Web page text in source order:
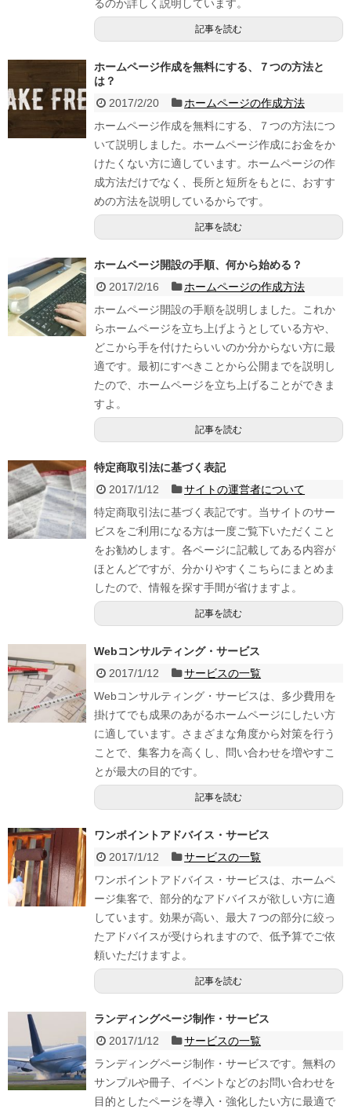
るのか詳しく説明しています。
記事を読む
ホームページ作成を無料にする、７つの方法と
は？
2017/2/20
ホームページの作成方法
ホームページ作成を無料にする、７つの方法につ
いて説明しました。ホームページ作成にお金をか
けたくない方に適しています。ホームページの作
成方法だけでなく、長所と短所をもとに、おすす
めの方法を説明しているからです。
記事を読む
ホームページ開設の手順、何から始める？
2017/2/16
ホームページの作成方法
ホームページ開設の手順を説明しました。これか
らホームページを立ち上げようとしている方や、
どこから手を付けたらいいのか分からない方に最
適です。最初にすべきことから公開までを説明し
たので、ホームページを立ち上げることができま
すよ。
記事を読む
特定商取引法に基づく表記
2017/1/12
サイトの運営者について
特定商取引法に基づく表記です。当サイトのサー
ビスをご利用になる方は一度ご覧下いただくこと
をお勧めします。各ページに記載してある内容が
ほとんどですが、分かりやすくこちらにまとめま
したので、情報を探す手間が省けますよ。
記事を読む
Webコンサルティング・サービス
2017/1/12
サービスの一覧
Webコンサルティング・サービスは、多少費用を
掛けてでも成果のあがるホームページにしたい方
に適しています。さまざまな角度から対策を行う
ことで、集客力を高くし、問い合わせを増やすこ
とが最大の目的です。
記事を読む
ワンポイントアドバイス・サービス
2017/1/12
サービスの一覧
ワンポイントアドバイス・サービスは、ホームペ
ージ集客で、部分的なアドバイスが欲しい方に適
しています。効果が高い、最大７つの部分に絞っ
たアドバイスが受けられますので、低予算でご依
頼いただけますよ。
記事を読む
ランディングページ制作・サービス
2017/1/12
サービスの一覧
ランディングページ制作・サービスです。無料の
サンプルや冊子、イベントなどのお問い合わせを
目的としたページを導入・強化したい方に最適で